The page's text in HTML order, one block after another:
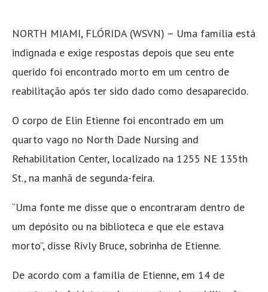
NORTH MIAMI, FLÓRIDA (WSVN) – Uma família está
indignada e exige respostas depois que seu ente
querido foi encontrado morto em um centro de
reabilitação após ter sido dado como desaparecido.
O corpo de Elin Etienne foi encontrado em um
quarto vago no North Dade Nursing and
Rehabilitation Center, localizado na 1255 NE 135th
St., na manhã de segunda-feira.
“Uma fonte me disse que o encontraram dentro de
um depósito ou na biblioteca e que ele estava
morto”, disse Rivly Bruce, sobrinha de Etienne.
De acordo com a família de Etienne, em 14 de